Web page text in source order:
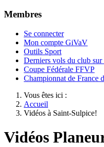
Membres
Se connecter
Mon compte GiVaV
Outils Sport
Derniers vols du club
Coupe Fédérale FFVP
Championnat de France
Vous êtes ici :
Accueil
Vidéos à Saint-Sulpice!
Vidéos